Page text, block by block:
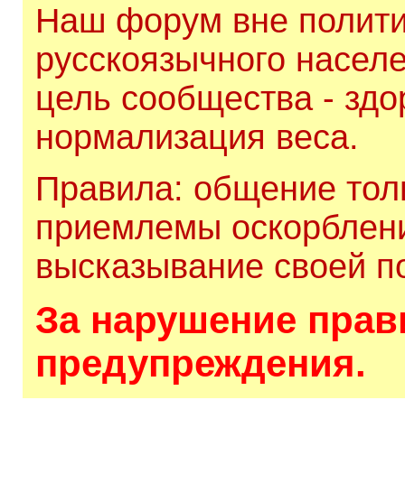
Наш форум вне
русскоязычного
цель сообщества -
нормализация веса.
Правила: общение
приемлемы
высказывание своей
За нарушение
предупреждения.